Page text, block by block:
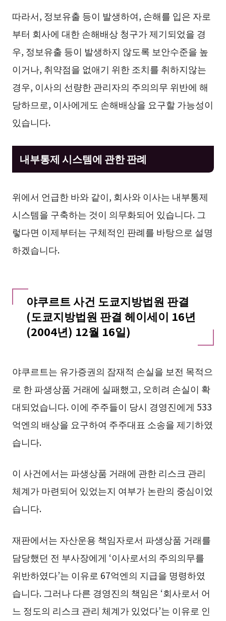
따라서, 정보유출 등이 발생하여, 손해를 입은 자로
부터 회사에 대한 손해배상 청구가 제기되었을 경
우, 정보유출 등이 발생하지 않도록 보안수준을 높
이거나, 취약점을 없애기 위한 조치를 취하지않는
경우, 이사의 선량한 관리자의 주의의무 위반에 해
당하므로, 이사에게도 손해배상을 요구할 가능성이
있습니다.
내부통제 시스템에 관한 판례
위에서 언급한 바와 같이, 회사와 이사는 내부통제
시스템을 구축하는 것이 의무화되어 있습니다. 그
렇다면 이제부터는 구체적인 판례를 바탕으로 설명
하겠습니다.
야쿠르트 사건 도쿄지방법원 판결
(도쿄지방법원 판결 헤이세이 16년
(2004년) 12월 16일)
야쿠르트는 유가증권의 잠재적 손실을 보전 목적으
로 한 파생상품 거래에 실패했고, 오히려 손실이 확
대되었습니다. 이에 주주들이 당시 경영진에게 533
억엔의 배상을 요구하여 주주대표 소송을 제기하였
습니다.
이 사건에서는 파생상품 거래에 관한 리스크 관리
체계가 마련되어 있었는지 여부가 논란의 중심이었
습니다.
재판에서는 자산운용 책임자로서 파생상품 거래를
담당했던 전 부사장에게 ‘이사로서의 주의의무를
위반하였다’는 이유로 67억엔의 지급을 명령하였
습니다. 그러나 다른 경영진의 책임은 ‘회사로서 어
느 정도의 리스크 관리 체계가 있었다’는 이유로 인